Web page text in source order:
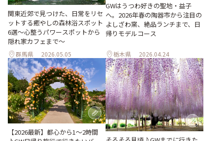
関東近郊で見つけた、日常をリセ
ットする癒やしの森林浴スポット
6選～心整うパワースポットから
隠れ家カフェまで～
群馬県 2026.05.05
GWはうつわ好きの聖地・益子
へ。2026年春の陶器市から注目の
よしざわ窯、絶品ランチまで、日
帰りモデルコース
栃木県 2026.04.24
【2026最新】都心から1～2時間